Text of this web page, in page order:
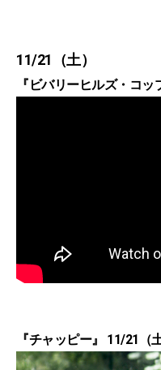
11/21（土）
『ビバリーヒルズ・コ
『チャッピー』 11/21（